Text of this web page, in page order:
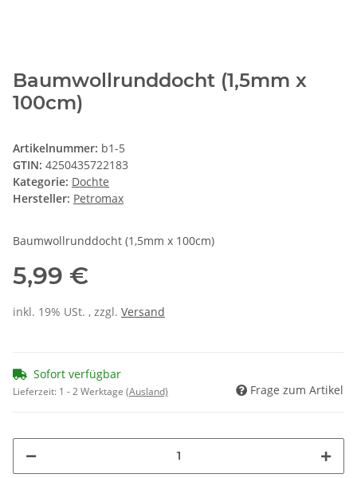
Baumwollrunddocht (1,5mm x
100cm)
Artikelnummer: b1-5
GTIN: 4250435722183
Kategorie: Dochte
Hersteller: Petromax
Baumwollrunddocht (1,5mm x 100cm)
5,99 €
inkl. 19% USt. , zzgl. Versand
Sofort verfügbar
Lieferzeit: 1 - 2 Werktage (Ausland) Frage zum Artikel